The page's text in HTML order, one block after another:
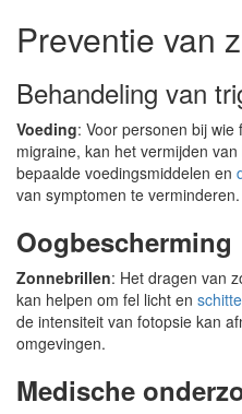
Preventie van
Behandeling van
Voeding: Voor personen bij
migraine, kan het vermijden
bepaalde voedingsmiddelen en
van symptomen te verminderen.
Oogbescherming
Zonnebrillen: Het dragen van
kan helpen om fel licht en
de intensiteit van fotopsie kan
omgevingen.
Medische